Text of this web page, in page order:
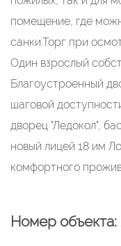
помещение, где
санки.Торг при
Один взрослый
Благоустроенный
шаговой
дворец "Ледокол",
новый лицей 18 им
комфортного
Номер объекта: